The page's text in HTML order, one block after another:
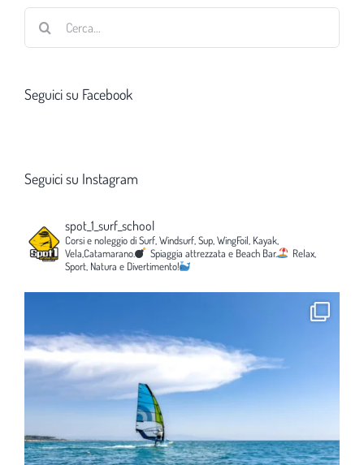
Seguici su Facebook
Seguici su Instagram
spot_1_surf_school
Corsi e noleggio di Surf, Windsurf, Sup, WingFoil, Kayak,
Vela,Catamarano.
Spiaggia attrezzata e Beach Bar.
Relax,
Sport, Natura e Divertimento!